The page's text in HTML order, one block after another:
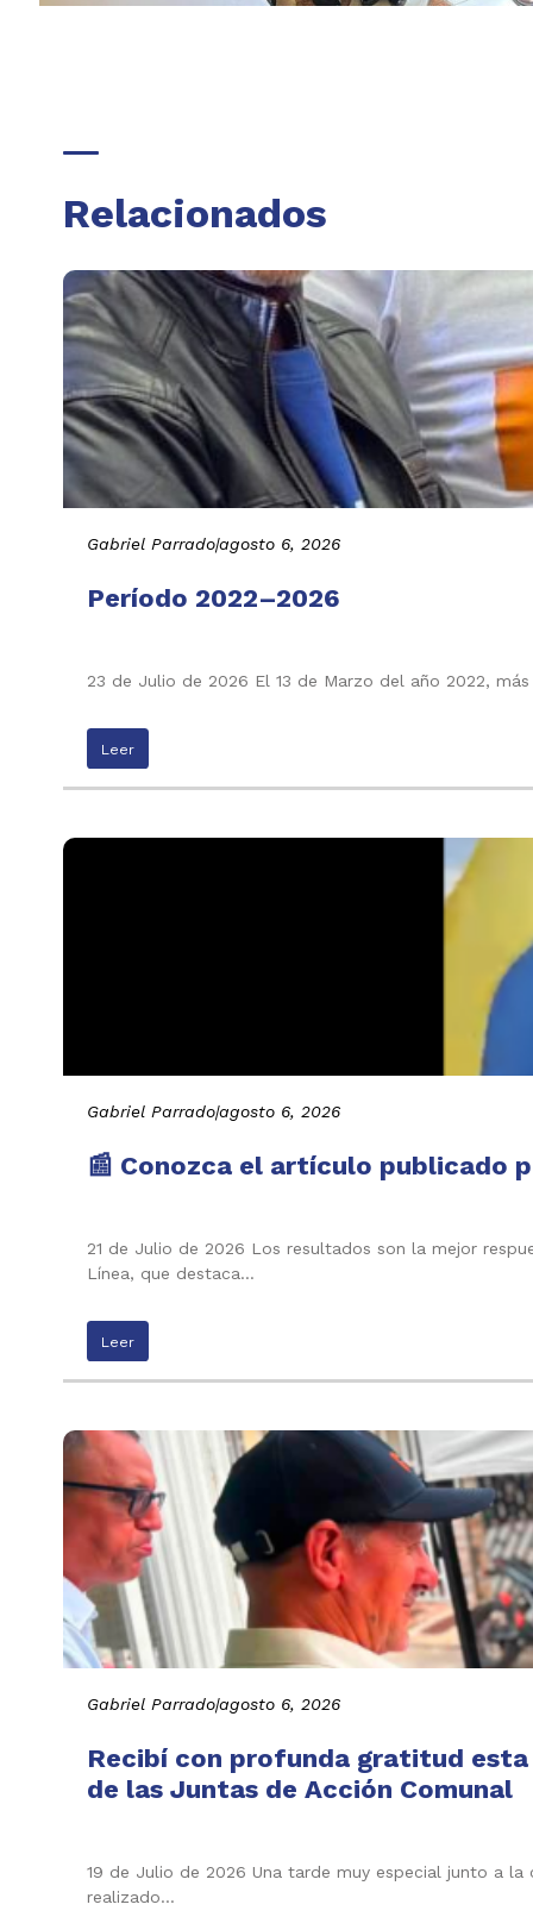
Relacionados
Gabriel Parrado|agosto 6, 2026
Período 2022–2026
23 de Julio de 2026 El 13 de Marzo del año 2022,
Leer
Gabriel Parrado|agosto 6, 2026
📰 Conozca el artículo publicado
21 de Julio de 2026 Los resultados son la mejor
Línea, que destaca…
Leer
Gabriel Parrado|agosto 6, 2026
Recibí con profunda gratitud
de las Juntas de Acción Comunal
19 de Julio de 2026 Una tarde muy especial junto a
realizado…